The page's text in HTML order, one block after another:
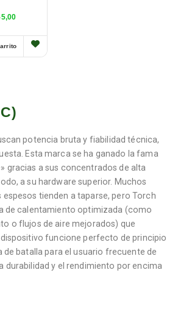
potencia bruta y fiabilidad técnica,
Esta marca se ha ganado la fama
gracias a sus concentrados de alta
a su hardware superior. Muchos
espesos tienden a taparse, pero Torch
de calentamiento optimizada (como
o flujos de aire mejorados) que
funcione perfecto de principio
de batalla para el usuario frecuente de
durabilidad y el rendimiento por encima